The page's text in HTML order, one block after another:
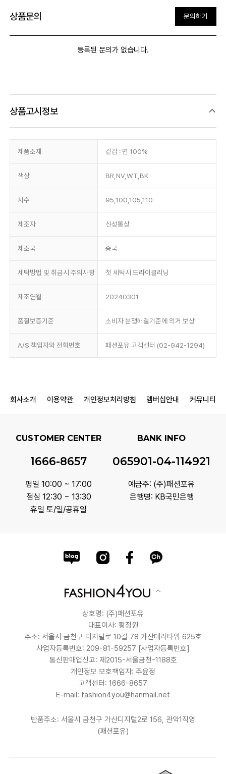
상품문의 문의하기
등록된 문의가 없습니다.
상품고시정보
제품소재 겉감 : 면 100%
색상 BR,NV,WT,BK
치수 95,100,105,110
제조자 신성통상
제조국 중국
세탁방법 및 취급시 주의사항 첫 세탁시 드라이클리닝
제조연월 20240301
품질보증기준 소비자 분쟁해결기준에 의거 보상
A/S 책임자와 전화번호 패션포유 고객센터 (02-942-1294)
회사소개 이용약관 개인정보처리방침 멤버십안내 커뮤니티
CUSTOMER CENTER
1666-8657
평일 10:00 ~ 17:00
점심 12:30 ~ 13:30
휴일 토/일/공휴일
BANK INFO
065901-04-114921
예금주: (주)패션포유
은행명: KB국민은행
상호명: (주)패션포유
대표이사: 황정원
주소: 서울시 금천구 디지털로 10길 78 가산테라타워 625호
사업자등록번호: 209-81-59257 [사업자등록번호]
통신판매업신고: 제2015-서울금천-1188호
개인정보 보호책임자: 주윤정
고객센터: 1666-8657
E-mail: fashion4you@hanmail.net
반품주소: 서울시 금천구 가산디지털2로 156, 관악1직영
(패션포유)